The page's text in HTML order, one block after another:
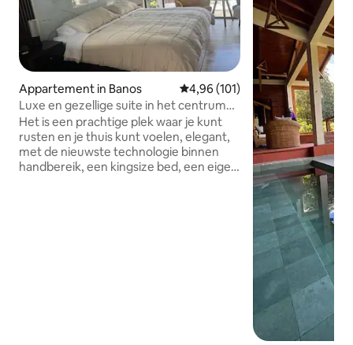
Appartement in Banos Gemiddelde beoordeling van
4,96 (101)
Luxe en gezellige suite in het centrum
van Baños
Het is een prachtige plek waar je kunt
rusten en je thuis kunt voelen, elegant,
met de nieuwste technologie binnen
handbereik, een kingsize bed, een eigen